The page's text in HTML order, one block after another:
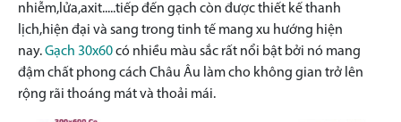
nhiễm,lửa,axit.....tiếp đến gạch còn được thiết kế thanh
lịch,hiện đại và sang trong tinh tế mang xu hướng hiện
nay.Gạch 30x60có nhiều màu sắc rất nổi bật bởi nó mang
đậm chất phong cách Châu Âu làm cho không gian trở lên
rộng rãi thoáng mát và thoải mái.